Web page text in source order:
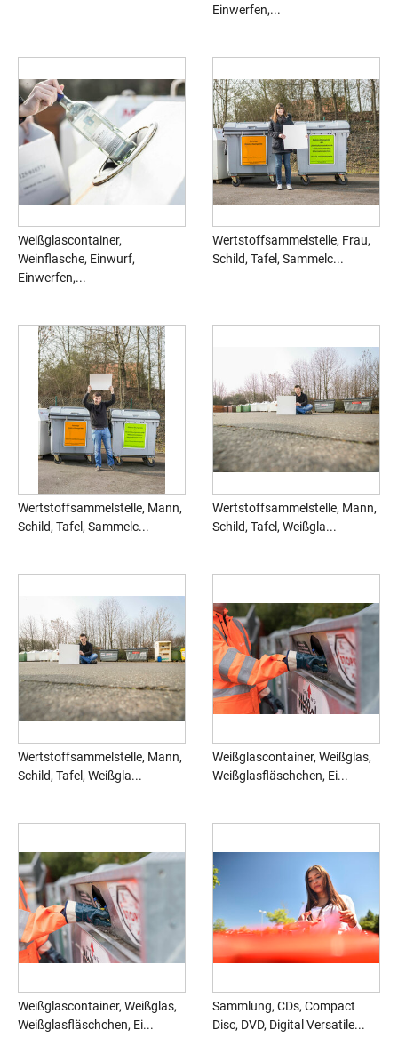
Einwerfen,...
Weißglascontainer,
Weinflasche, Einwurf,
Einwerfen,...
Wertstoffsammelstelle, Frau,
Schild, Tafel, Sammelc...
Wertstoffsammelstelle, Mann,
Schild, Tafel, Sammelc...
Wertstoffsammelstelle, Mann,
Schild, Tafel, Weißgla...
Wertstoffsammelstelle, Mann,
Schild, Tafel, Weißgla...
Weißglascontainer, Weißglas,
Weißglasfläschchen, Ei...
Weißglascontainer, Weißglas,
Weißglasfläschchen, Ei...
Sammlung, CDs, Compact
Disc, DVD, Digital Versatile...